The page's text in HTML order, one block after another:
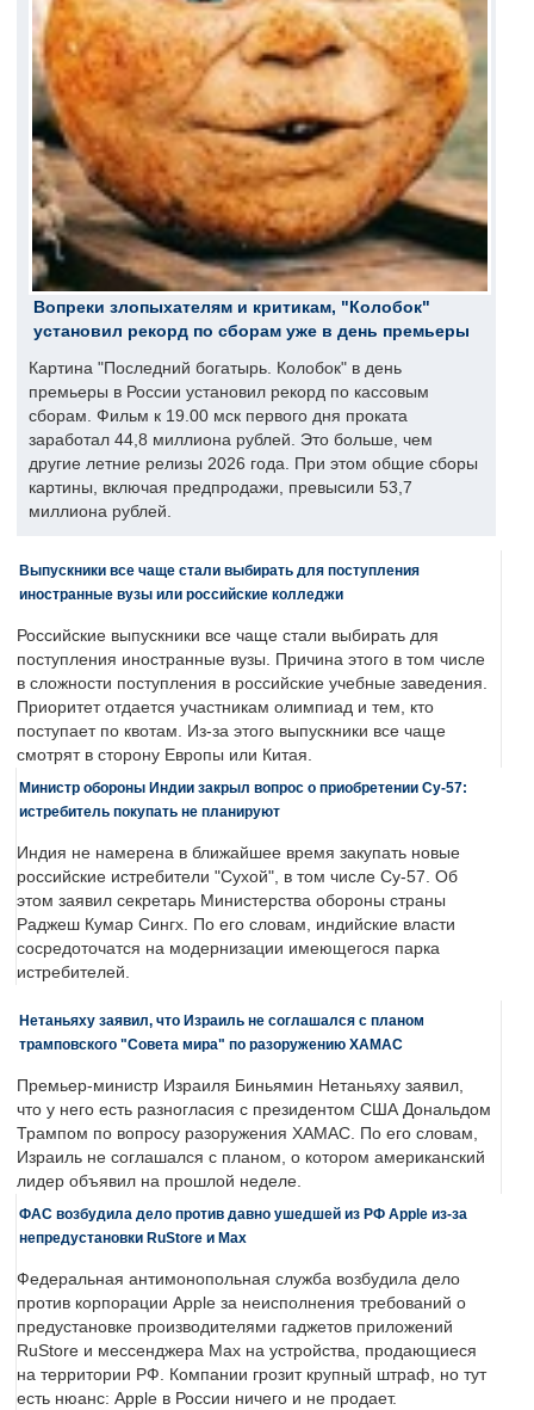
Вопреки злопыхателям и критикам, "Колобок"
установил рекорд по сборам уже в день премьеры
Картина "Последний богатырь. Колобок" в день
премьеры в России установил рекорд по кассовым
сборам. Фильм к 19.00 мск первого дня проката
заработал 44,8 миллиона рублей. Это больше, чем
другие летние релизы 2026 года. При этом общие сборы
картины, включая предпродажи, превысили 53,7
миллиона рублей.
Выпускники все чаще стали выбирать для поступления
иностранные вузы или российские колледжи
Российские выпускники все чаще стали выбирать для
поступления иностранные вузы. Причина этого в том числе
в сложности поступления в российские учебные заведения.
Приоритет отдается участникам олимпиад и тем, кто
поступает по квотам. Из-за этого выпускники все чаще
смотрят в сторону Европы или Китая.
Министр обороны Индии закрыл вопрос о приобретении Су-57:
истребитель покупать не планируют
Индия не намерена в ближайшее время закупать новые
российские истребители "Сухой", в том числе Су-57. Об
этом заявил секретарь Министерства обороны страны
Раджеш Кумар Сингх. По его словам, индийские власти
сосредоточатся на модернизации имеющегося парка
истребителей.
Нетаньяху заявил, что Израиль не соглашался с планом
трамповского "Совета мира" по разоружению ХАМАС
Премьер-министр Израиля Биньямин Нетаньяху заявил,
что у него есть разногласия с президентом США Дональдом
Трампом по вопросу разоружения ХАМАС. По его словам,
Израиль не соглашался с планом, о котором американский
лидер объявил на прошлой неделе.
ФАС возбудила дело против давно ушедшей из РФ Apple из-за
непредустановки RuStore и Max
Федеральная антимонопольная служба возбудила дело
против корпорации Apple за неисполнения требований о
предустановке производителями гаджетов приложений
RuStore и мессенджера Max на устройства, продающиеся
на территории РФ. Компании грозит крупный штраф, но тут
есть нюанс: Apple в России ничего и не продает.